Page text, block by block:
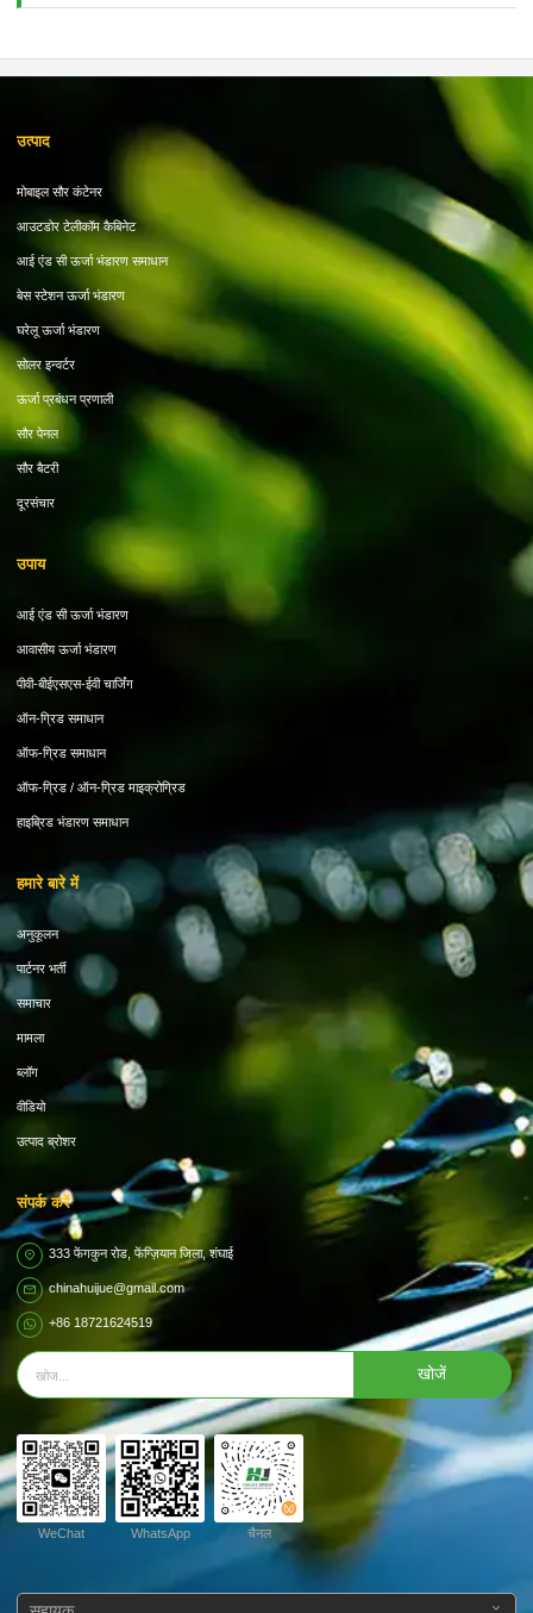
उत्पाद
मोबाइल सौर कंटेनर
आउटडोर टेलीकॉम कैबिनेट
आई एंड सी ऊर्जा भंडारण समाधान
बेस स्टेशन ऊर्जा भंडारण
घरेलू ऊर्जा भंडारण
सोलर इन्वर्टर
ऊर्जा प्रबंधन प्रणाली
सौर पेनल
सौर बैटरी
दूरसंचार
उपाय
आई एंड सी ऊर्जा भंडारण
आवासीय ऊर्जा भंडारण
पीवी-बीईएसएस-ईवी चार्जिंग
ऑन-ग्रिड समाधान
ऑफ-ग्रिड समाधान
ऑफ-ग्रिड / ऑन-ग्रिड माइक्रोग्रिड
हाइब्रिड भंडारण समाधान
हमारे बारे में
अनुकूलन
पार्टनर भर्ती
समाचार
मामला
ब्लॉग
वीडियो
उत्पाद ब्रोशर
संपर्क करें
333 फेंगकुन रोड, फेंग्ज़ियान जिला, शंघाई
chinahuijue@gmail.com
+86 18721624519
खोजें
WeChat WhatsApp चैनल